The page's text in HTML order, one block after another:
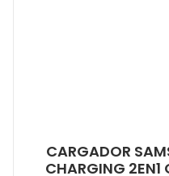
CARGADOR
CHARGING 2EN1